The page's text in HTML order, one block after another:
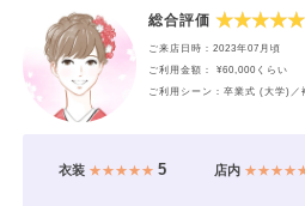
総合評価
ご来店日時：2023年07月頃
ご利用金額： ¥60,000くらい
ご利用シーン：卒業式 (大学)／
衣装★★★★★ 5 店内